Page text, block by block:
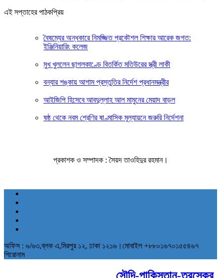
এই সপ্তাহের পাঠকপ্রিয়
বৈষম্যের অন্ধকারে নিমজ্জিত প্রকৌশল শিক্ষার আরেক জগত:
ইঞ্জিনিয়ারিং কলেজ
মুখ খুললেন ছাগলকাণ্ডে বিতর্কিত মতিউরের স্ত্রী লাকী
বন্যার শঙ্কায় আগাম প্রস্তুতির নির্দেশ প্রধানমন্ত্রীর
আইজিপি হিসেবে আবদুল্লাহ আল মামুনের মেয়াদ বাড়ল
ষষ্ঠ থেকে নবম শ্রেণির ষাণ্মাসিক মূল্যায়নে জরুরি নির্দেশনা
প্রকাশক ও সম্পাদক : সৈয়দ তাওহিদুর রহমান।
অফিস : ৬/৬৩,ব্লক এ,মিরপুর ১২, ঢাকা ১২১৬।মোবাইল +৮৮০১৬৭০১৫৫৪৬৭
শিরোনাম
সৌদি-পাকিস্তান-তুরস্কের